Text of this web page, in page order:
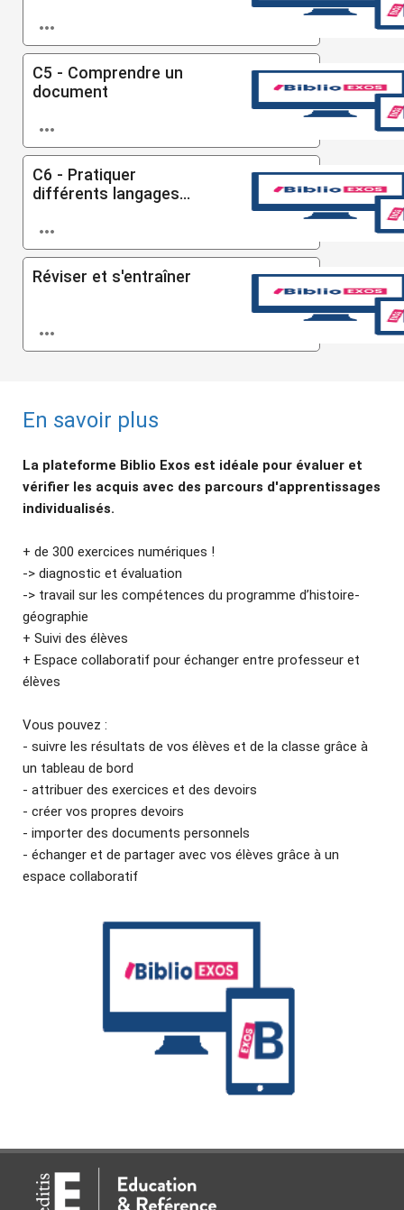

C5 - Comprendre un
document

C6 - Pratiquer
différents langages...

Réviser et s'entraîner

En savoir plus
La plateforme Biblio Exos est idéale pour évaluer et
vérifier les acquis avec des parcours d'apprentissages
individualisés.
+ de 300 exercices numériques !
-> diagnostic et évaluation
-> travail sur les compétences du programme d’histoire-
géographie
+ Suivi des élèves
+ Espace collaboratif pour échanger entre professeur et
élèves
Vous pouvez :
- suivre les résultats de vos élèves et de la classe grâce à
un tableau de bord
- attribuer des exercices et des devoirs
- créer vos propres devoirs
- importer des documents personnels
- échanger et de partager avec vos élèves grâce à un
espace collaboratif